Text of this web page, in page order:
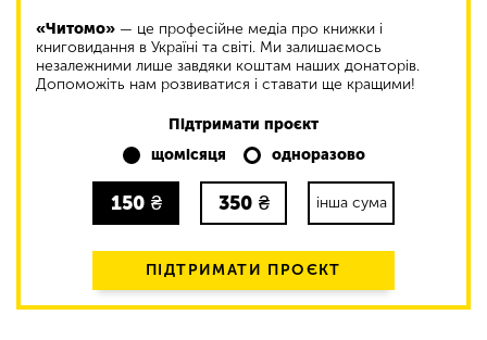
«Читомо» — це професійне медіа про книжки і
книговидання в Україні та світі. Ми залишаємось
незалежними лише завдяки коштам наших донаторів.
Допоможіть нам розвиватися і ставати ще кращими!
Підтримати проєкт
щомісяця
одноразово
150 ₴ 350 ₴ інша сума
ПІДТРИМАТИ ПРОЄКТ